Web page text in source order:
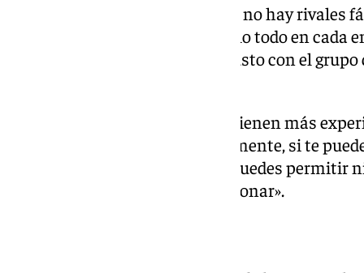
A estas alturas de la temporada no hay rivales
remarcar la importancia de darlo todo en cada
optar al ascenso. «Estamos a gusto con el
Sí que hay equipos que por ahí tienen más
superiores. Entonces, evidentemente, si te
pero al final, en una fase no te puedes permitir
partido porque te puede condicionar».